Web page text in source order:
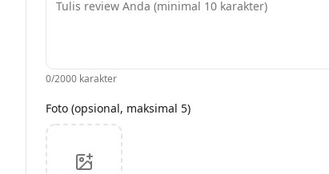
0/2000 karakter
Foto (opsional, maksimal 5)